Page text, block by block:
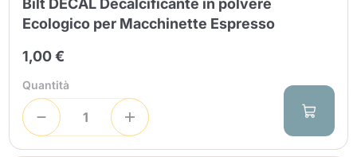
Bilt DECAL Decalcificante in polvere
Ecologico per Macchinette Espresso
1,00 €
Quantità